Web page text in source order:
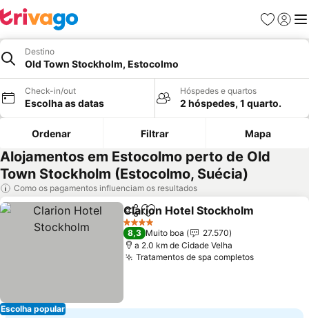
Favoritos
Iniciar
Destino
Old Town Stockholm, Estocolmo
Check-in/out
Escolha as datas
Hóspedes e quartos
2 hóspedes, 1 quarto.
Ordenar Filtrar Mapa
Alojamentos em Estocolmo perto de Old
Town Stockholm (Estocolmo, Suécia)
Como os pagamentos influenciam os resultados
Escolha popular
PartilharAdicionar aos favoritos
Clarion Hotel Stockholm
4 Estrelas
8,3 Muito boa
27.570
a 2.0 km de Cidade Velha
Tratamentos de spa completos